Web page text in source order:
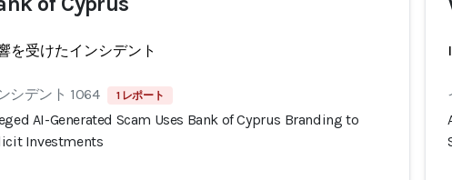
を受けたインシデント
シデント 1064 1 レポート
AI-Generated Scam Uses Bank of Cyprus Branding to
Investments